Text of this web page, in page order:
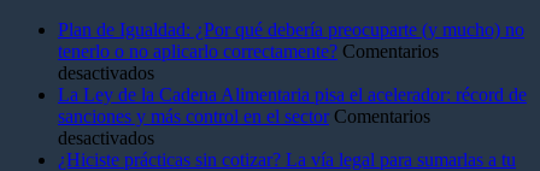
Plan de Igualdad: ¿Por qué debería preocuparte (y mucho) no
tenerlo o no aplicarlo correctamente? Comentarios
desactivadosen
Plan
de
Igualdad:
¿Por
La Ley de la Cadena Alimentaria pisa el acelerador: récord de
sanciones y más control en el sector Comentarios
desactivadosen
La
¿Hiciste prácticas sin cotizar? La vía legal para sumarlas a tu